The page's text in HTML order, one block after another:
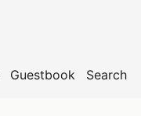
Guestbook Search